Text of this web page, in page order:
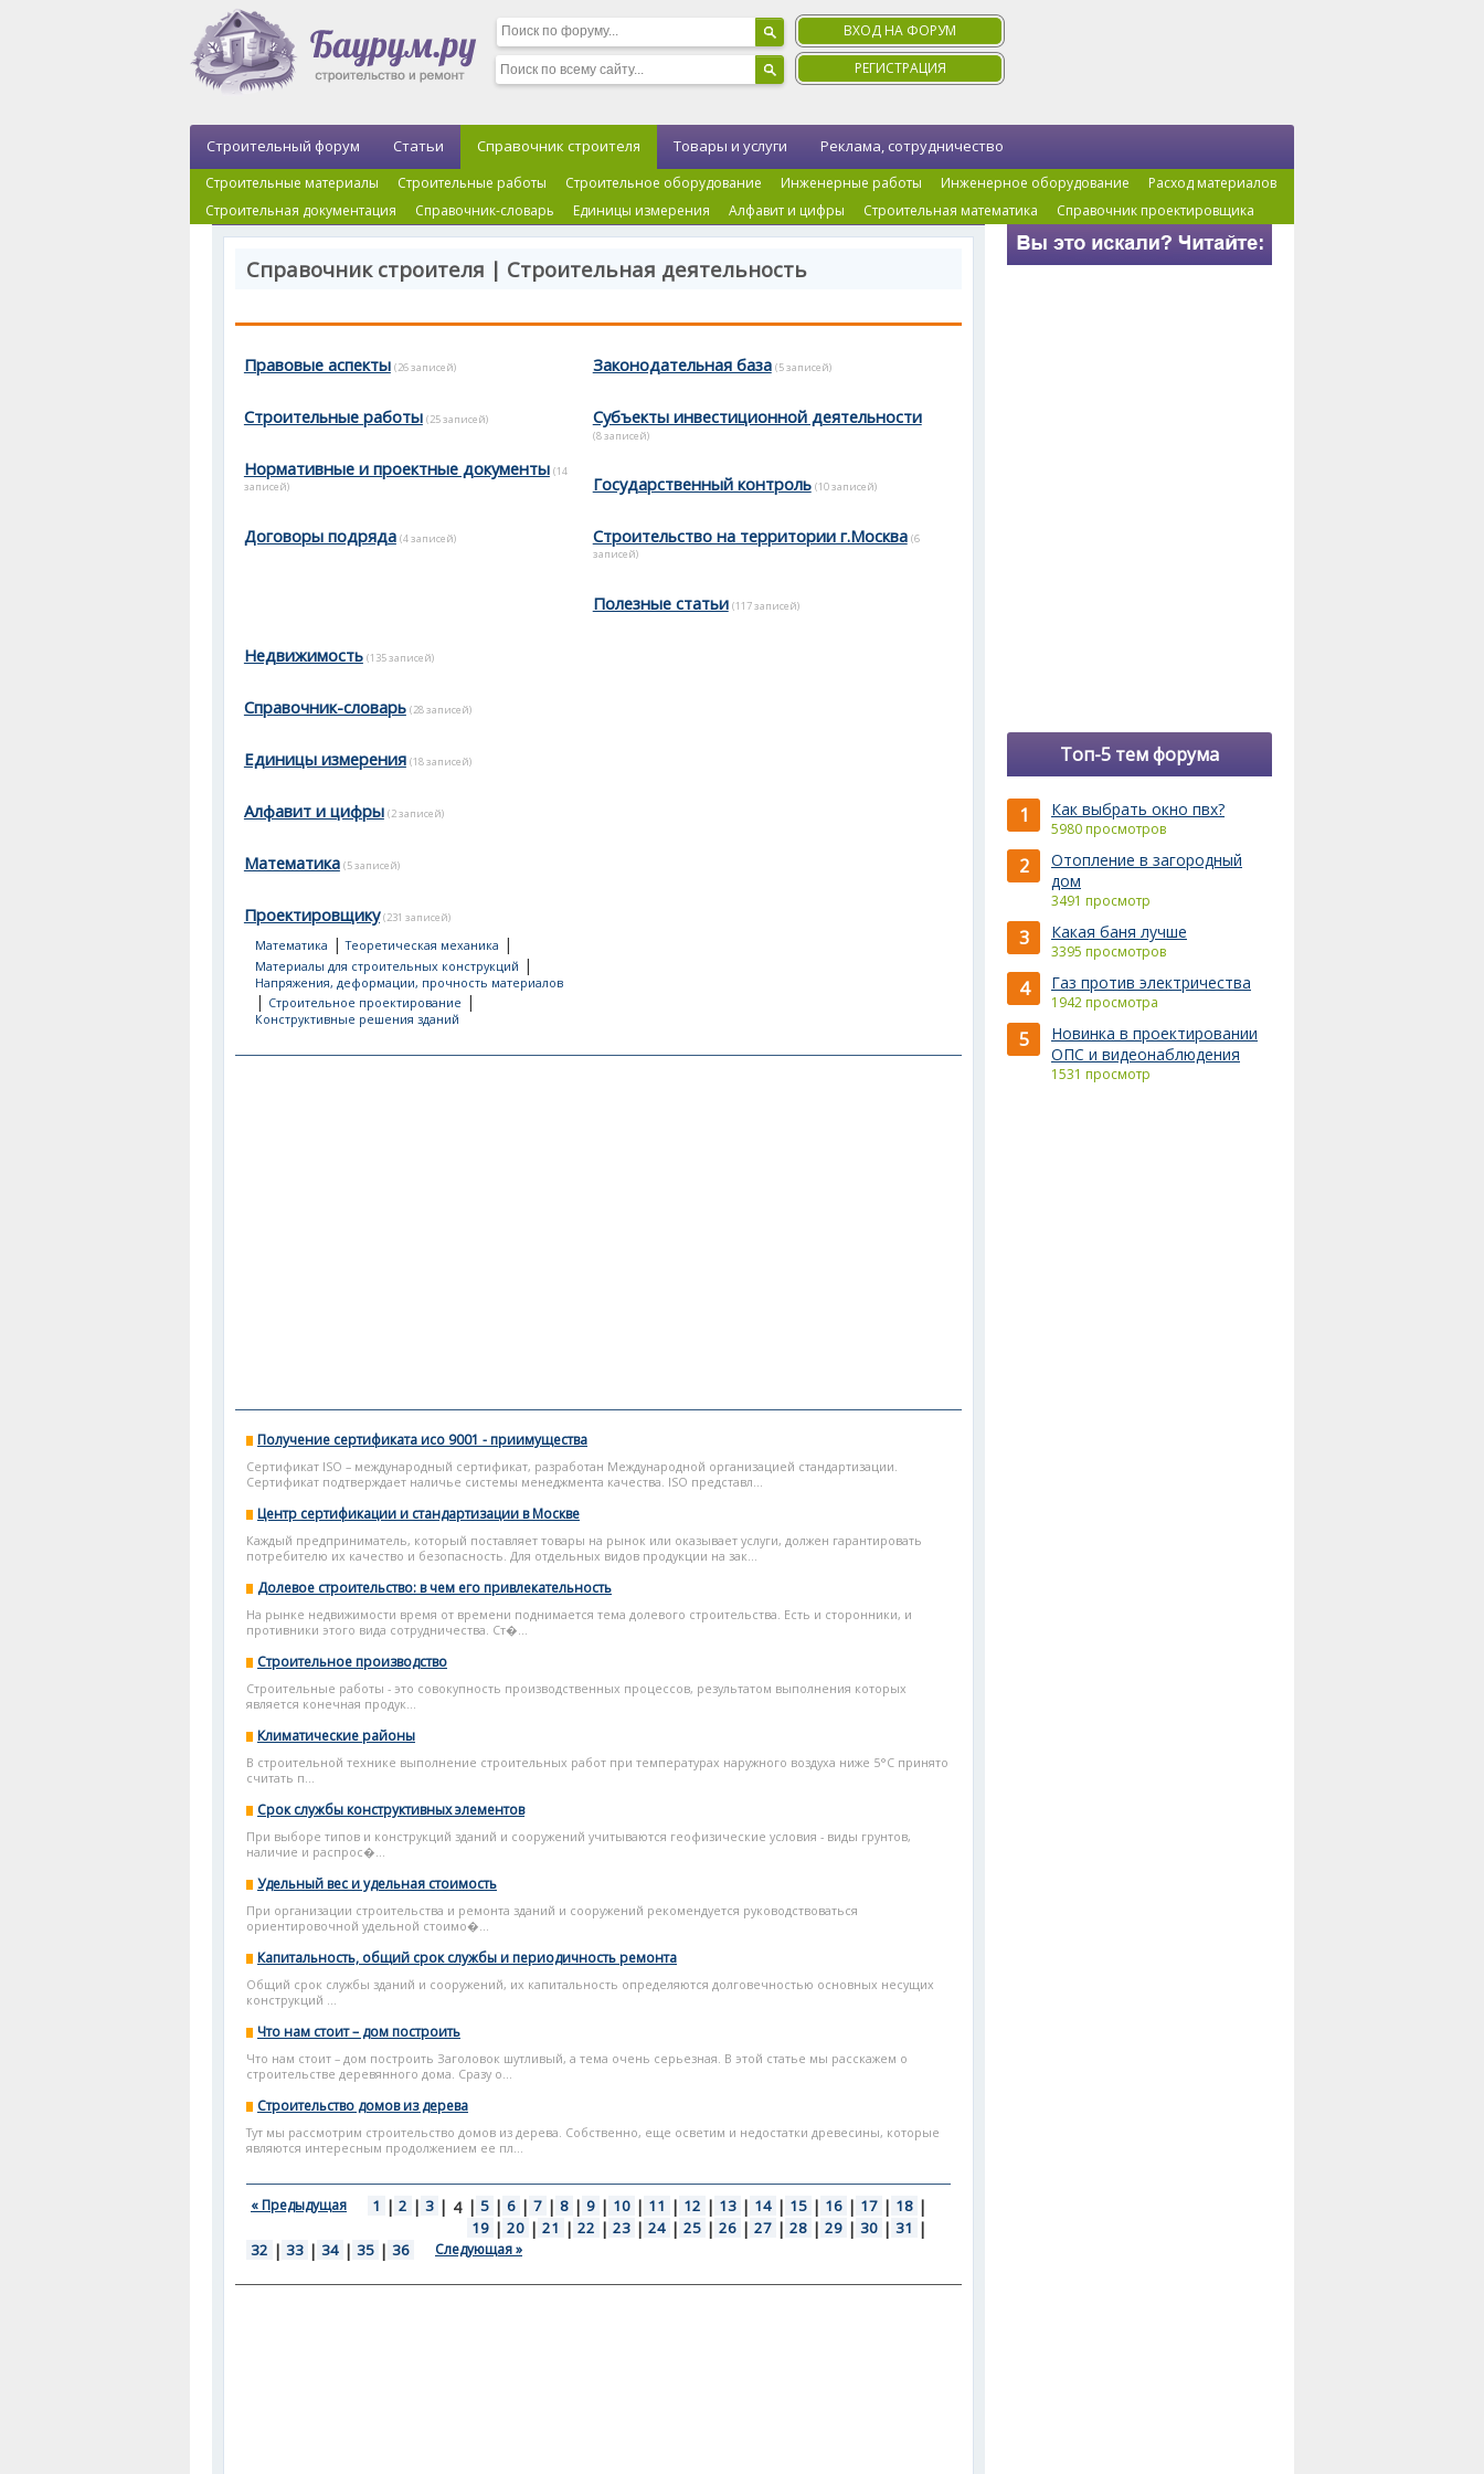
ВХОД НА ФОРУМ
РЕГИСТРАЦИЯ
Строительный форум Статьи Справочник строителя
Строительные материалы Строительные работы Строительное оборудование Инженерные работы Инженерное оборудование
Расход материалов
Строительная документация
Справочник-словарь Единицы измерения Алфавит и цифры Строительная математика Справочник проектировщика
Товары и услуги Реклама, сотрудничество
Справочник строителя | Строительная деятельность
Правовые аспекты (26 записей)
Строительные работы (25 записей)
Нормативные и проектные документы (14
записей)
Договоры подряда (4 записей)
Законодательная база (5 записей)
Субъекты инвестиционной деятельности
(8 записей)
Государственный контроль (10 записей)
Строительство на территории г.Москва (6
записей)
Полезные статьи (117 записей)
Недвижимость (135 записей)
Справочник-словарь (28 записей)
Единицы измерения (18 записей)
Алфавит и цифры (2 записей)
Математика (5 записей)
Проектировщику (231 записей)
Математика |Теоретическая механика |
Материалы для строительных конструкций |
Напряжения, деформации, прочность материалов
| Строительное проектирование |
Конструктивные решения зданий
Получение сертификата исо 9001 - приимущества
Сертификат ISO – международный сертификат, разработан Международной организацией стандартизации.
Сертификат подтверждает наличье системы менеджмента качества. ISO представл...
Центр сертификации и стандартизации в Москве
Каждый предприниматель, который поставляет товары на рынок или оказывает услуги, должен гарантировать
потребителю их качество и безопасность. Для отдельных видов продукции на зак...
Долевое строительство: в чем его привлекательность
На рынке недвижимости время от времени поднимается тема долевого строительства. Есть и сторонники, и
противники этого вида сотрудничества. Ст�...
Строительное производство
Строительные работы - это совокупность производственных процессов, результатом выполнения которых
является конечная продук...
Климатические районы
В строительной технике выполнение строительных работ при температурах наружного воздуха ниже 5°С принято
считать п...
Срок службы конструктивных элементов
При выборе типов и конструкций зданий и сооружений учитываются геофизические условия - виды грунтов,
наличие и распрос�...
Удельный вес и удельная стоимость
При организации строительства и ремонта зданий и сооружений рекомендуется руководствоваться
ориентировочной удельной стоимо�...
Капитальность, общий срок службы и периодичность ремонта
Общий срок службы зданий и сооружений, их капитальность определяются долговечностью основных несущих
конструкций ...
Что нам стоит – дом построить
Что нам стоит – дом построить Заголовок шутливый, а тема очень серьезная. В этой статье мы расскажем о
строительстве деревянного дома. Сразу о...
Строительство домов из дерева
Тут мы рассмотрим строительство домов из дерева. Собственно, еще осветим и недостатки древесины, которые
являются интересным продолжением ее пл...
« Предыдущая 1 | 2 | 3 | 4 | 5 | 6 | 7 | 8 | 9 | 10 | 11 | 12 | 13 | 14 | 15 | 16 | 17 | 18 |
19 | 20 | 21 | 22 | 23 | 24 | 25 | 26 | 27 | 28 | 29 | 30 | 31 |
32 | 33 | 34 | 35 | 36 Следующая »
Топ-5 тем форума
1 Как выбрать окно пвх?
5980 просмотров
2
Отопление в загородный
дом
3491 просмотр
3 Какая баня лучше
3395 просмотров
4 Газ против электричества
1942 просмотра
5
Новинка в проектировании
ОПС и видеонаблюдения
1531 просмотр